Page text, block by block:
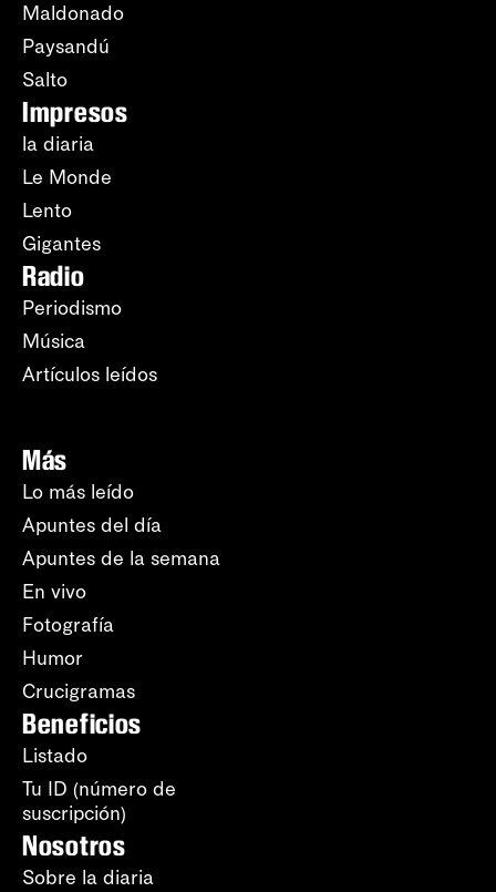
Maldonado
Paysandú
Salto
Impresos
la diaria
Le Monde
Lento
Gigantes
Radio
Periodismo
Música
Artículos leídos
Más
Lo más leído
Apuntes del día
Apuntes de la semana
En vivo
Fotografía
Humor
Crucigramas
Beneficios
Listado
Tu ID (número de
suscripción)
Nosotros
Sobre la diaria